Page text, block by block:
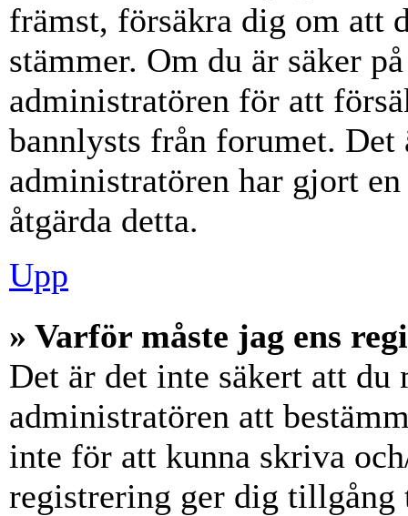
främst, försäkra dig om att
stämmer. Om du är säker
administratören för att
bannlysts från forumet.
administratören har gjort
åtgärda detta.
Upp
» Varför måste jag ens
Det är det inte säkert att
administratören att
inte för att kunna skriva
registrering ger dig